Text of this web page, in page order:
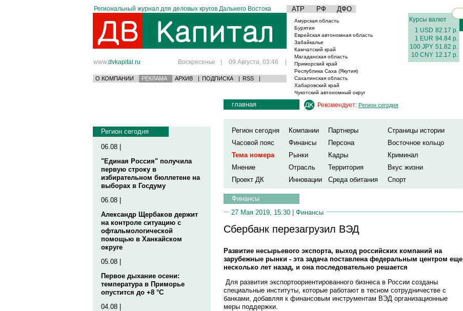
Региональный журнал для деловых кругов Дальнего Востока АТР РФ ДФО
www.dvkapital.ru Воскресенье | 09 Августа, 03:46 |
О КОМПАНИИ РЕКЛАМА АРХИВ | ПОДПИСКА | RSS |
Амурская область
Бурятия
Еврейская автономная область
Забайкалье
Камчатский край
Магаданская область
Приморский край
Республика Саха (Якутия)
Сахалинская область
Хабаровский край
Чукотский автономный округ
Курсы валют
1 USD 82.17 р.
1 EUR 94.84 р.
100 JPY 51.82 р.
10 CNY 12.17 р.
Регион сегодня
06.08 |
"Единая Россия" получила
первую строку в
избирательном бюллетене на
выборах в Госдуму
06.08 |
Александр Щербаков держит
на контроле ситуацию с
офтальмологической
помощью в Ханкайском
округе
05.08 |
Первое дыхание осени:
температура в Приморье
опустится до +8 °C
04.08 |
главная Рекомендует: Регион сегодня
Регион сегодня Компании Партнеры
Страницы истории
Часовой пояс
Финансы Персона
Восточное кольцо
Тема номера
Рынки Кадры
Криминал
Мнение
Отрасль Территория
Вкус жизни
Проект ДК
Инновации Среда обитания Спорт
Финансы
27 Мая 2019, 15:30 | Финансы
Сбербанк перезагрузил ВЭД
Развитие несырьевого экспорта, выход российских компаний на
зарубежные рынки - эта задача поставлена федеральным центром еще
несколько лет назад, и она последовательно решается
Для развития экспортоориентированного бизнеса в России созданы
специальные институты, которые работают в тесном сотрудничестве с
банками, добавляя к финансовым инструментам ВЭД организационные
меры поддержки.